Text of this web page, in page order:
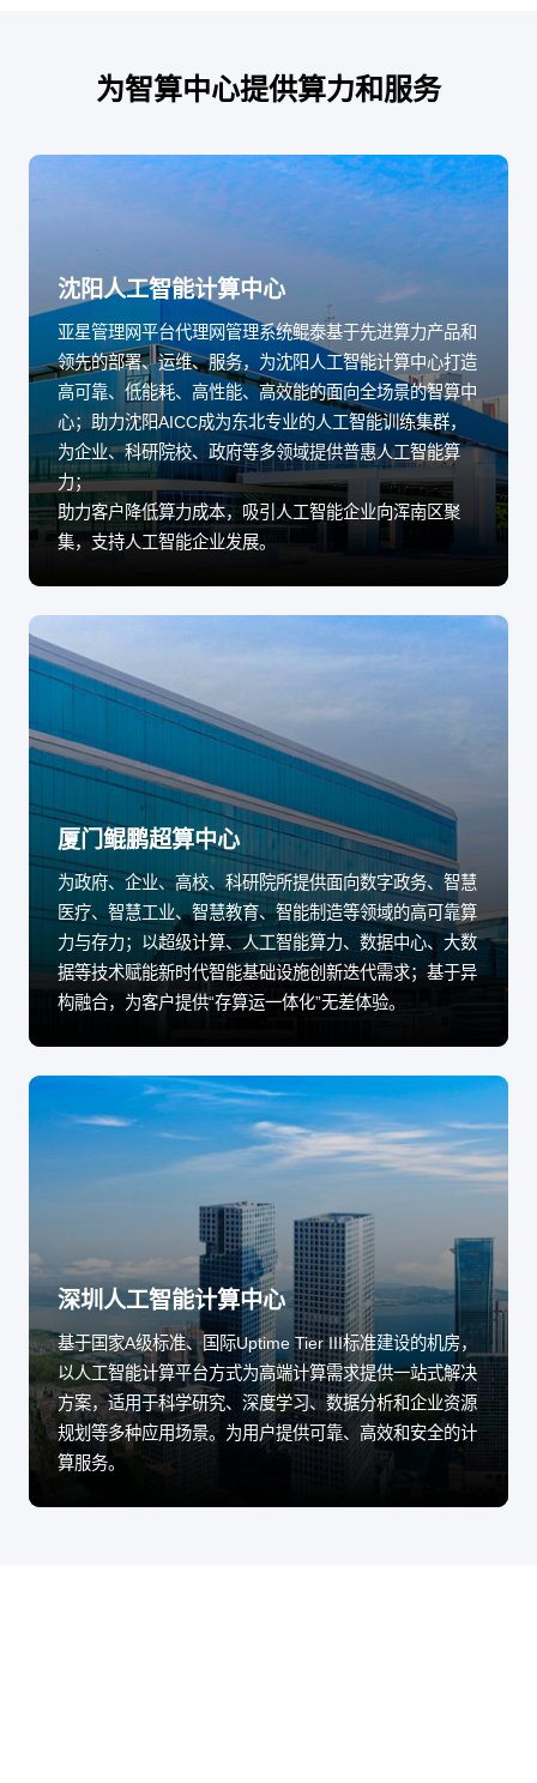
为智算中心提供算力和服务
沈阳人工智能计算中心
亚星管理网平台代理网管理系统鲲泰基于先进算力产品和
领先的部署、运维、服务，为沈阳人工智能计算中心打造
高可靠、低能耗、高性能、高效能的面向全场景的智算中
心；助力沈阳AICC成为东北专业的人工智能训练集群，
为企业、科研院校、政府等多领域提供普惠人工智能算
力；
助力客户降低算力成本，吸引人工智能企业向浑南区聚
集，支持人工智能企业发展。
厦门鲲鹏超算中心
为政府、企业、高校、科研院所提供面向数字政务、智慧
医疗、智慧工业、智慧教育、智能制造等领域的高可靠算
力与存力；以超级计算、人工智能算力、数据中心、大数
据等技术赋能新时代智能基础设施创新迭代需求；基于异
构融合，为客户提供“存算运一体化”无差体验。
深圳人工智能计算中心
基于国家A级标准、国际Uptime Tier III标准建设的机房，
以人工智能计算平台方式为高端计算需求提供一站式解决
方案，适用于科学研究、深度学习、数据分析和企业资源
规划等多种应用场景。为用户提供可靠、高效和安全的计
算服务。